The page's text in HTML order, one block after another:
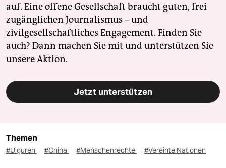
auf. Eine offene Gesellschaft braucht guten, frei
zugänglichen Journalismus – und
zivilgesellschaftliches Engagement. Finden Sie
auch? Dann machen Sie mit und unterstützen Sie
unsere Aktion.
Jetzt unterstützen
Themen
#Uiguren #China #Menschenrechte #Vereinte Nationen